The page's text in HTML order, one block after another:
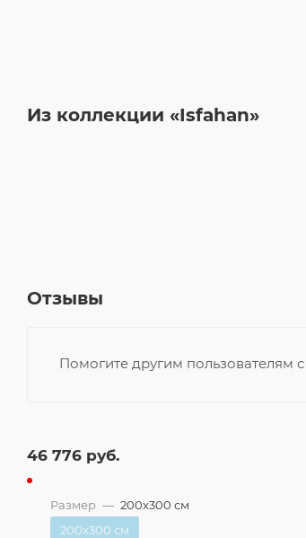
Из коллекции «Isfahan»
Отзывы
Помогите другим пользователям
46 776 руб.
Размер — 200x300 см
200x300 см